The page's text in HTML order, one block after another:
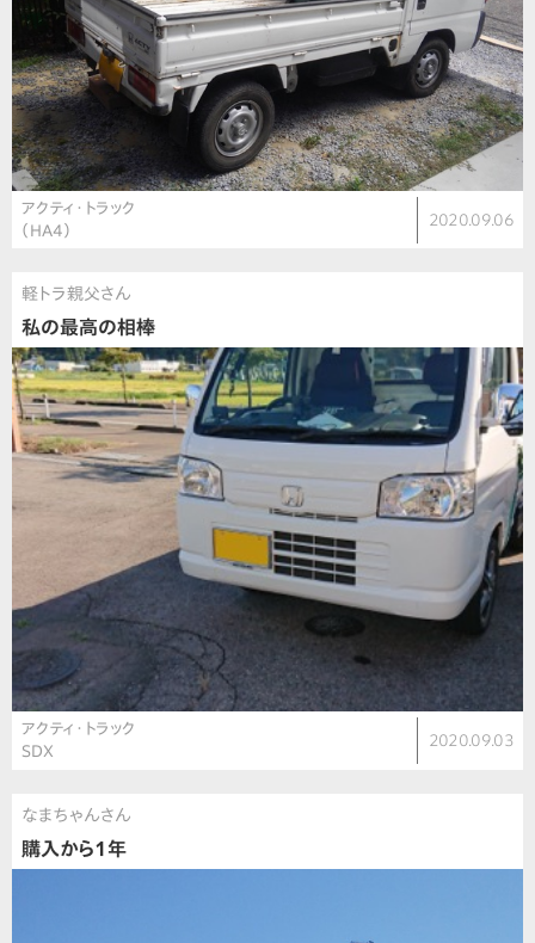
アクティ・トラック
（HA4）
2020.09.06
軽トラ親父さん
私の最高の相棒
アクティ・トラック
SDX
2020.09.03
なまちゃんさん
購入から1年